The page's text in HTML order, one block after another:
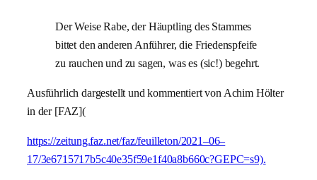
Der Weise Rabe, der Häuptling des Stammes
bittet den anderen Anführer, die Friedenspfeife
zu rauchen und zu sagen, was es (sic!) begehrt.
Ausführlich dargestellt und kommentiert von Achim Hölter
in der [FAZ](
https://zeitung.faz.net/faz/feuilleton/2021–06–
17/3e6715717b5c40e35f59e1f40a8b660c?GEPC=s9).